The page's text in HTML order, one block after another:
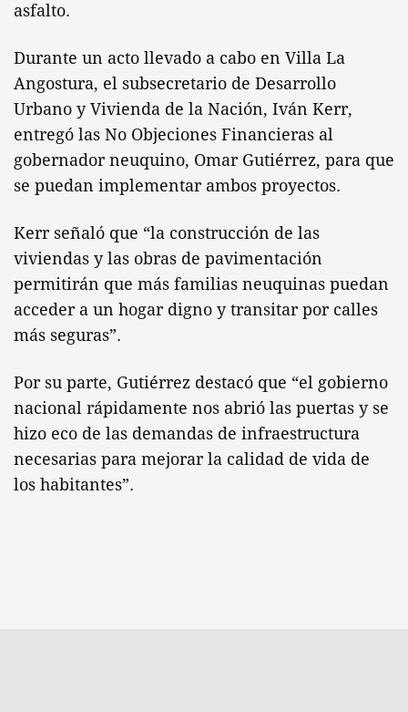
asfalto.
Durante un acto llevado a cabo en Villa La
Angostura, el subsecretario de Desarrollo
Urbano y Vivienda de la Nación, Iván Kerr,
entregó las No Objeciones Financieras al
gobernador neuquino, Omar Gutiérrez, para que
se puedan implementar ambos proyectos.
Kerr señaló que “la construcción de las
viviendas y las obras de pavimentación
permitirán que más familias neuquinas puedan
acceder a un hogar digno y transitar por calles
más seguras”.
Por su parte, Gutiérrez destacó que “el gobierno
nacional rápidamente nos abrió las puertas y se
hizo eco de las demandas de infraestructura
necesarias para mejorar la calidad de vida de
los habitantes”.